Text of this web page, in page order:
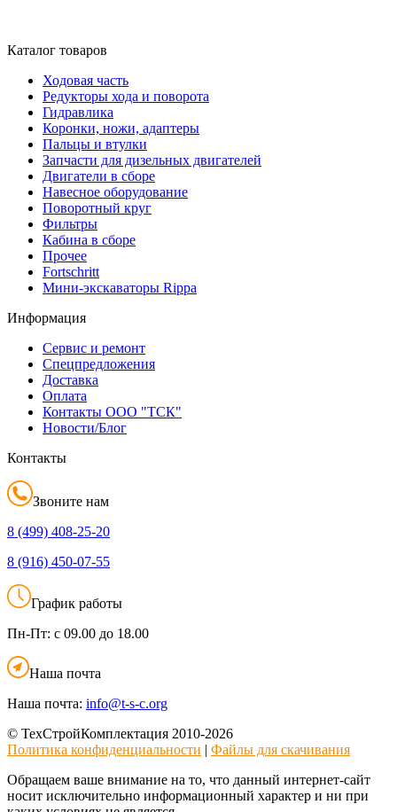
Каталог товаров
Ходовая часть
Редукторы хода и поворота
Гидравлика
Коронки, ножи, адаптеры
Пальцы и втулки
Запчасти для дизельных двигателей
Двигатели в сборе
Навесное оборудование
Поворотный круг
Фильтры
Кабина в сборе
Прочее
Fortschritt
Мини-экскаваторы Rippa
Информация
Сервис и ремонт
Спецпредложения
Доставка
Оплата
Контакты ООО "ТСК"
Новости/Блог
Контакты
Звоните нам
8 (499) 408-25-20
8 (916) 450-07-55
График работы
Пн-Пт: с 09.00 до 18.00
Наша почта
Наша почта: info@t-s-c.org
© ТехСтройКомплектация 2010-2026
Политика конфиденциальности | Файлы для скачивания
Обращаем ваше внимание на то, что данный интернет-сайт
носит исключительно информационный характер и ни при